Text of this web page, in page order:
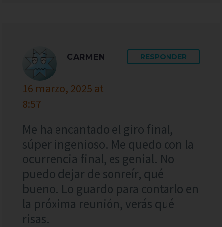
CARMEN
16 marzo, 2025 at
8:57
RESPONDER
Me ha encantado el giro final,
súper ingenioso. Me quedo con la
ocurrencia final, es genial. No
puedo dejar de sonreír, qué
bueno. Lo guardo para contarlo en
la próxima reunión, verás qué
risas.